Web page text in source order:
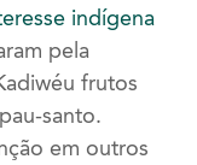
indígena
pela
frutos
santo.
em outros